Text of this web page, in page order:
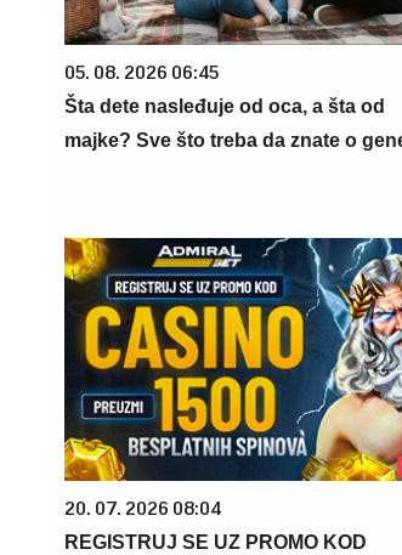
05. 08. 2026 06:45
Šta dete nasleđuje od oca, a šta od
majke? Sve što treba da znate o
20. 07. 2026 08:04
REGISTRUJ SE UZ PROMO KOD